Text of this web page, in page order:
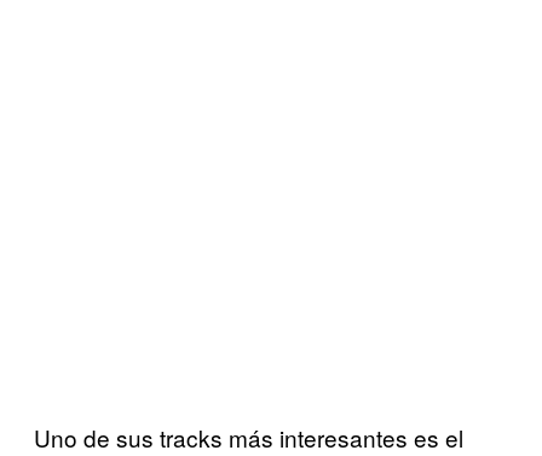
Uno de sus tracks más interesantes es el